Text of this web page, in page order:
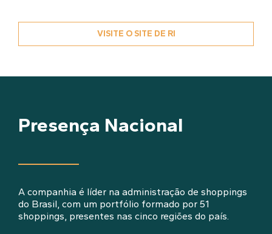
VISITE O SITE DE RI
Presença Nacional
A companhia é líder na administração de shoppings
do Brasil, com um portfólio formado por 51
shoppings, presentes nas cinco regiões do país.